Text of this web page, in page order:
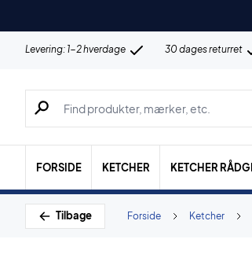
Levering: 1-2 hverdage 30 dages returret
Søg efter produkter, mærker etc.
FORSIDE KETCHER KETCHER
Tilbage Ketcher
Forside